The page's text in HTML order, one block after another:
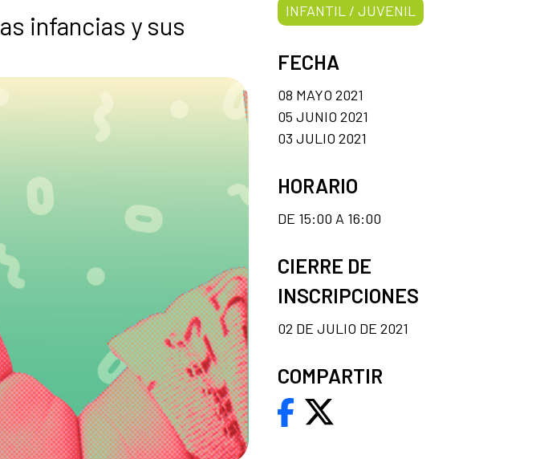
infancias y sus
INFANTIL / JUVENIL
FECHA
08 MAYO 2021
05 JUNIO 2021
03 JULIO 2021
HORARIO
DE 15:00 A 16:00
CIERRE DE
INSCRIPCIONES
02 DE JULIO DE 2021
COMPARTIR